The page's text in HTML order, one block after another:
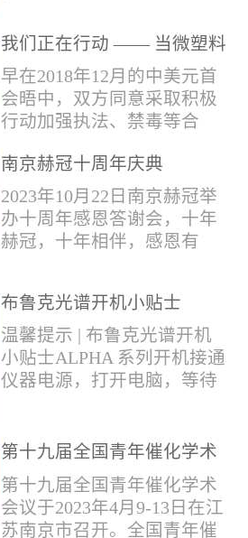
我们正在行动 —— 当微塑料
污染正在侵蚀我们的地球(1)
早在2018年12月的中美元首
会晤中，双方同意采取积极
行动加强执法、禁毒等合
管控。2019年4月，我国宣布
正式将“芬太尼类物质”按类
纳入毒品管制范畴。日前禁
毒委与公安部再次发声严管
赴，助力打击芬太尼类毒
品，为您提供快速检测解决
方案！针对芬太尼类毒品的
快速分析，布鲁克推出红外
快速鉴定解决方案。包含
南京赫冠十周年庆典
2023年10月22日南京赫冠举
办十周年感恩答谢会，十年
赫冠，十年相伴，感恩有
爱；离不开每一个合作伙伴
的支持和帮助。衷心感谢每
一位支持和帮助过我们的用
户---朋友。在下个十年，赫
作伙伴携手共进，共同发
布鲁克光谱开机小贴士
温馨提示 | 布鲁克光谱开机
小贴士ALPHA 系列开机接通
仪器电源，打开电脑，等待
右下角指示灯，点击第三个
现提示：湿度值超出范围，
需要更换干燥剂；检查信号
第十九届全国青年催化学术
会议
第十九届全国青年催化学术
会议于2023年4月9-13日在江
苏南京市召开。全国青年催